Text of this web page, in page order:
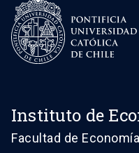
Instituto de
Facultad de